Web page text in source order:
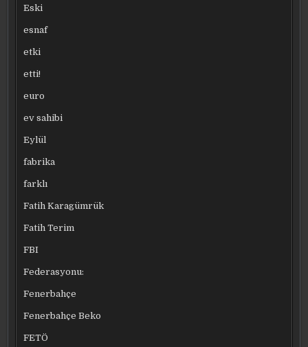
Eski
esnaf
etki
etti!
euro
ev sahibi
Eylül
fabrika
farklı
Fatih Karagümrük
Fatih Terim
FBI
Federasyonu:
Fenerbahçe
Fenerbahçe Beko
FETÖ